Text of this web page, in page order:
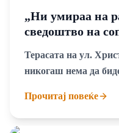
„Ни умираа на
сведоштво на
Терасата на ул.
никогаш нема да
потсетува дека
граѓанин ни уби
Прочитај повеќе